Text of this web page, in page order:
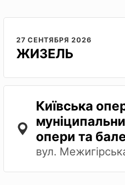
27 СЕНТЯБРЯ 2026
ЖИЗЕЛЬ
Київська
опери та
вул.